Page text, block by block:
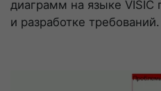
диаграмм на языке VISIC
и разработке требований.